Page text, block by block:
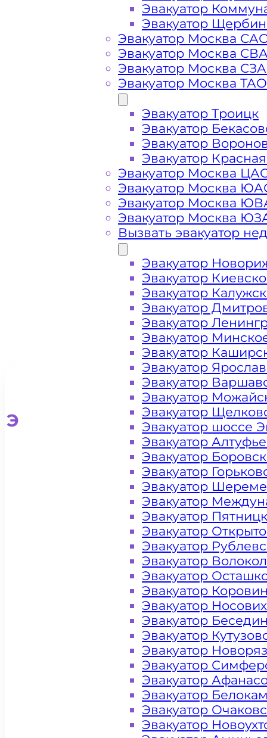
Стоимость
услуг
эвакуатора в
районе Арбат
Москва
Эвакуатор для легковых
Цена от 4000 рублей
Эвакуатор
Эвакуатор
Эвакуатор Москва
Эвакуатор Москва
Эвакуатор Москва
Эвакуатор Москва ТАО
Эвакуатор Троицк
Эвакуатор
Эвакуатор
Эвакуатор
Эвакуатор Москва
Эвакуатор Москва
Эвакуатор Москва
Эвакуатор Москва
Вызвать эвакуатор
Эвакуатор
Эвакуатор
Эвакуатор
Эвакуатор
Эвакуатор
Эвакуатор
Эвакуатор
Эвакуатор
Эвакуатор
Эвакуатор
Эвакуатор
Эвакуатор шоссе
Эвакуатор
Эвакуатор
Эвакуатор
Эвакуатор
Эвакуатор
Эвакуатор
Эвакуатор
Эвакуатор
Эвакуатор
Эвакуатор
Эвакуатор
Эвакуатор
Эвакуатор
Эвакуатор
Эвакуатор
Эвакуатор
Эвакуатор
Эвакуатор
Эвакуатор
Эвакуатор